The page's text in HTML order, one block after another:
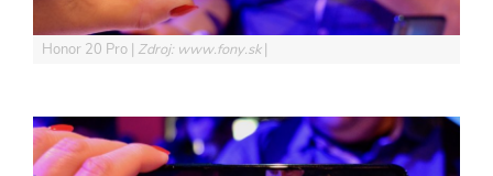
Honor 20 Pro Zdroj: www.fony.sk